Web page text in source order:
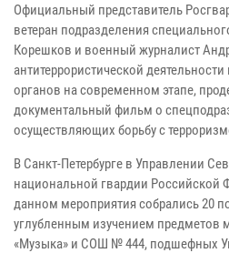
Официальный представитель
ветеран подразделения
Корешков и военный журналист
антитеррористической
органов на современном этапе,
документальный фильм о
осуществляющих борьбу с
В Санкт-Петербурге в Управлении
национальной гвардии Российской
данном мероприятия собрались 20
углубленным изучением предметов
«Музыка» и СОШ № 444, подшефных